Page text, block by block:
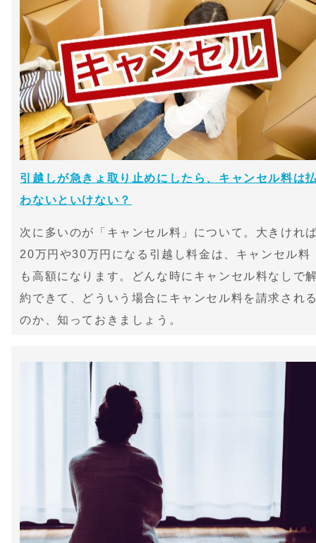
引越しが急きょ取り止めにしたら、キャンセル料は
わないといけない？
次に多いのが「キャンセル料」について。大きけれ
20万円や30万円になる引越し料金は、キャンセル料
も高額になります。どんな時にキャンセル料なしで
約できて、どういう場合にキャンセル料を請求され
のか、知っておきましょう。